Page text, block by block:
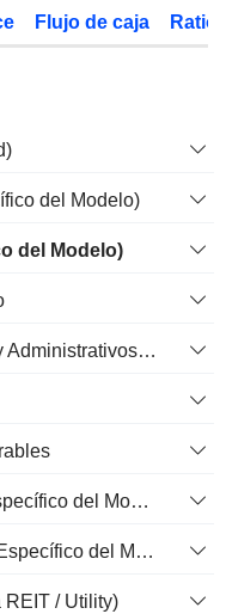
Flujo de caja
del Modelo)
del Modelo)
Gastos de Venta, Generales y Administrativos, Total - (Específico del Modelo)
Otros Gastos Operativos - (Específico del Modelo)
Gastos Operativos Totales - (Específico del Modelo)
REIT / Utility)